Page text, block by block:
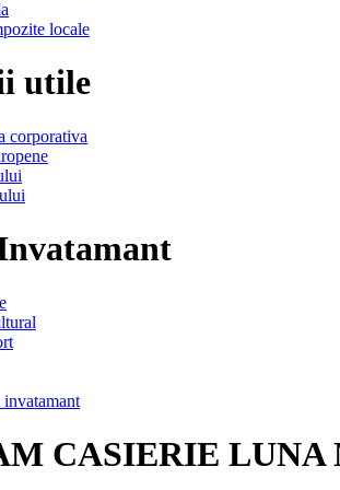
locale
utile
corporativa
CASIERIE LUNA